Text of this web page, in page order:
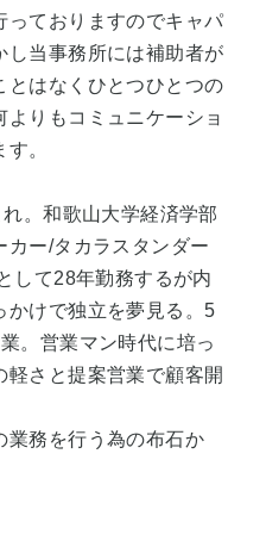
っておりますのでキャパ
し当事務所には補助者が
とはなくひとつひとつの
りもコミュニケーショ
。
。和歌山大学経済学部
カー/タカラスタンダー
して28年勤務するが内
かけで独立を夢見る。5
。営業マン時代に培っ
軽さと提案営業で顧客開
業務を行う為の布石か